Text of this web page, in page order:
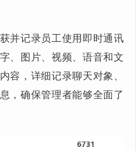
并记录员工使用即时通讯
、图片、视频、语音和文
容，详细记录聊天对象、
，确保管理者能够全面了